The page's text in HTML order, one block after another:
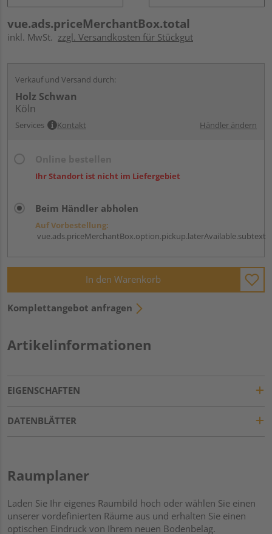
vue.ads.priceMerchantBox.total
inkl. MwSt. zzgl. Versandkosten für Stückgut
Verkauf und Versand durch:
Holz Schwan
Köln
Services Kontakt Händler ändern
Ihr Standort ist nicht im Liefergebiet
Beim Händler abholen
Auf Vorbestellung:
vue.ads.priceMerchantBox.option.pickup.laterAvailable.subtext
In den Warenkorb
Komplettangebot anfragen
Artikelinformationen
EIGENSCHAFTEN
DATENBLÄTTER
Raumplaner
Laden Sie Ihr eigenes Raumbild hoch oder wählen Sie einen
unserer vordefinierten Räume aus und erhalten Sie einen
optischen Eindruck von Ihrem neuen Bodenbelag.